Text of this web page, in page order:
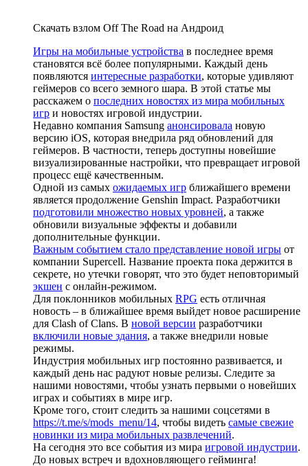
Скачать взлом Off The Road на Андроид
Игры на мобильные устройства в последнее время
становятся всё более популярными. Каждый день
появляются интересные разработки, которые удивляют
геймеров со всего земного шара. В этой статье мы
расскажем о последних новостях из мира мобильных
игр и новостях игровой индустрии.
Недавно компания Samsung анонсировала новую
версию iOS, которая внедрила ряд обновлений для
геймеров. В частности, теперь доступны новейшие
визуализированные настройки, что превращает игровой
процесс ещё качественным.
Одной из самых ожидаемых игр ближайшего времени
является продолжение Genshin Impact. Разработчики
подготовили множество новых уровней, а также
обновили визуальные эффекты и добавили
дополнительные функции.
Важным событием стало представление новой игры от
компании Supercell. Название проекта пока держится в
секрете, но утечки говорят, что это будет неповторимый
экшен с онлайн-режимом.
Для поклонников мобильных RPG есть отличная
новость – в ближайшее время выйдет новое расширение
для Clash of Clans. В новой версии разработчики
включили новые здания, а также внедрили новые
режимы.
Индустрия мобильных игр постоянно развивается, и
каждый день нас радуют новые релизы. Следите за
нашими новостями, чтобы узнать первыми о новейших
играх и событиях в мире игр.
Кроме того, стоит следить за нашими соцсетями в
https://t.me/s/mods_menu/14, чтобы видеть самые свежие
новинки из мира мобильных развлечений.
На сегодня это все события из мира игровой индустрии.
До новых встреч и вдохновляющего гейминга!